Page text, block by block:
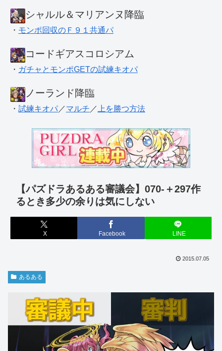
シャルル＆マリアンヌ降臨
・ モンポ回収のＦ９１共通パ
コードギアスコロシアム
・ ガチャとモンポGETの試練キオパ
ノーランド降臨
・ 試練キオパ ／マルチ ／ 上を勝つ方法
【パズドラあるある審議会】070-＋297作
るとき多少の余りは気にしない
X Facebook LINE
2015.07.05
あるある